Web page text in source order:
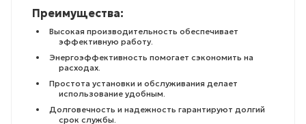
Преимущества:
Высокая производительность обеспечивает
эффективную работу.
Энергоэффективность помогает сэкономить на
расходах.
Простота установки и обслуживания делает
использование удобным.
Долговечность и надежность гарантируют долгий
срок службы.